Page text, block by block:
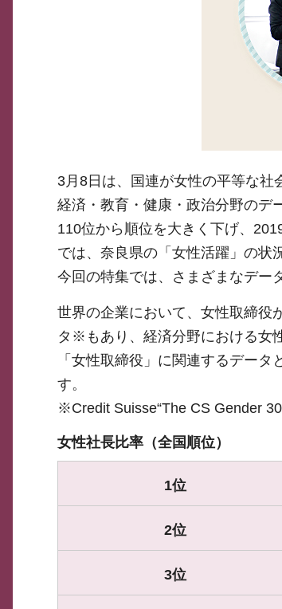
3月8日は、国連が女性の平等な社
経済・教育・健康・政治分野のデ
110位から順位を大きく下げ、
では、奈良県の「女性活躍」の状
今回の特集では、さまざまなデー
世界の企業において、女性取締役
タ※もあり、経済分野における女
「女性取締役」に関連するデー
す。
※Credit Suisse“The CS Gender
女性社長比率（全国順位）
1位
2位
3位